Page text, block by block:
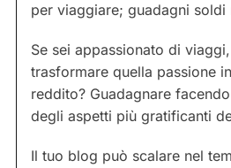
per viaggiare; guadagni soldi
Se sei appassionato di
trasformare quella passione
reddito? Guadagnare
degli aspetti più gratificanti
Il tuo blog può scalare nel